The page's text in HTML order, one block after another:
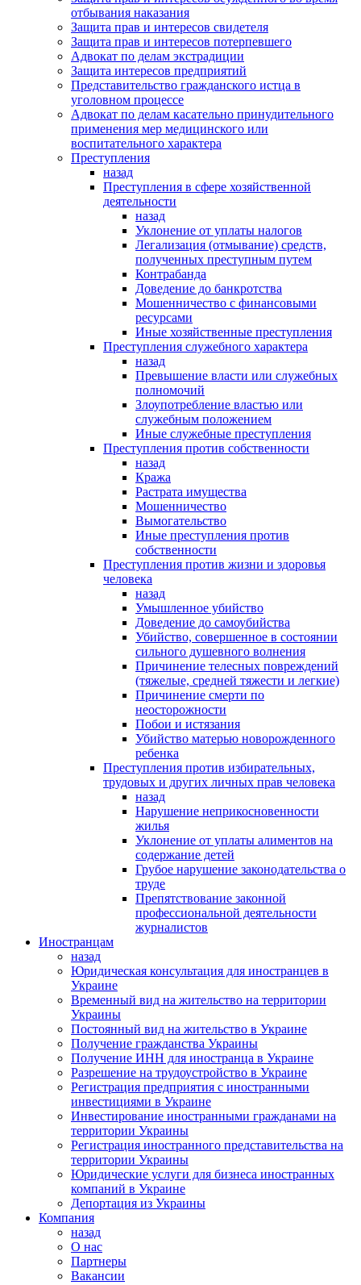
отбывания наказания
Защита прав и интересов свидетеля
Защита прав и интересов потерпевшего
Адвокат по делам экстрадиции
Защита интересов предприятий
Представительство гражданского истца в
уголовном процессе
Адвокат по делам касательно принудительного
применения мер медицинского или
воспитательного характера
Преступления
назад
Преступления в сфере хозяйственной
деятельности
назад
Уклонение от уплаты налогов
Легализация (отмывание) средств,
полученных преступным путем
Контрабанда
Доведение до банкротства
Мошенничество с финансовыми
ресурсами
Иные хозяйственные преступления
Преступления служебного характера
назад
Превышение власти или служебных
полномочий
Злоупотребление властью или
служебным положением
Иные служебные преступления
Преступления против собственности
назад
Кража
Растрата имущества
Мошенничество
Вымогательство
Иные преступления против
собственности
Преступления против жизни и здоровья
человека
назад
Умышленное убийство
Доведение до самоубийства
Убийство, совершенное в состоянии
сильного душевного волнения
Причинение телесных повреждений
(тяжелые, средней тяжести и легкие)
Причинение смерти по
неосторожности
Побои и истязания
Убийство матерью новорожденного
ребенка
Преступления против избирательных,
трудовых и других личных прав человека
назад
Нарушение неприкосновенности
жилья
Уклонение от уплаты алиментов на
содержание детей
Грубое нарушение законодательства о
труде
Препятствование законной
профессиональной деятельности
журналистов
Иностранцам
назад
Юридическая консультация для иностранцев в
Украине
Временный вид на жительство на территории
Украины
Постоянный вид на жительство в Украине
Получение гражданства Украины
Получение ИНН для иностранца в Украине
Разрешение на трудоустройство в Украине
Регистрация предприятия с иностранными
инвестициями в Украине
Инвестирование иностранными гражданами на
территории Украины
Регистрация иностранного представительства на
территории Украины
Юридические услуги для бизнеса иностранных
компаний в Украине
Депортация из Украины
Компания
назад
О нас
Партнеры
Вакансии